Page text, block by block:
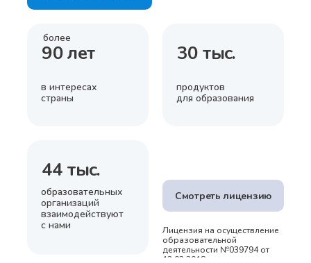
образовательных
организаций
взаимодействуют
с нами
Лицензия на осуществление
образовательной
деятельности №039794 от
13.02.2018 г.
44 тыс.
продуктов
для образования
Смотреть лицензию
30 тыс.
в интересах
страны
более
90 лет